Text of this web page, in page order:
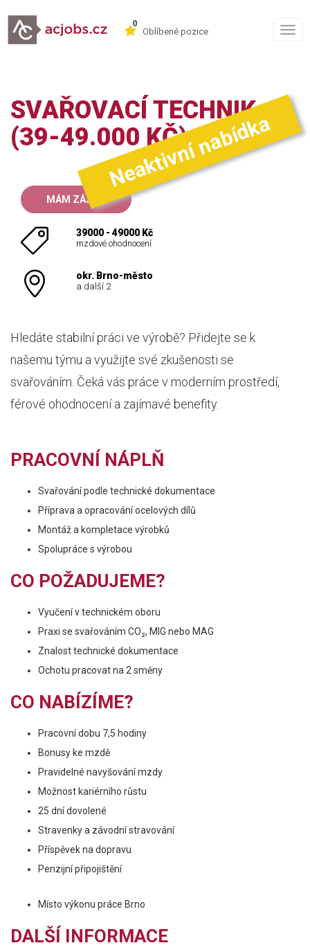
0
Oblíbené pozice
SVAŘOVACÍ TECHNIK
(39-49.000 KČ)Neaktivní nabídka
MÁM ZÁJEM
39000 - 49000 Kč
mzdové ohodnocení
okr. Brno-město
a další 2
Hledáte stabilní práci ve výrobě? Přidejte se k
našemu týmu a využijte své zkušenosti se
svařováním. Čeká vás práce v moderním prostředí,
férové ohodnocení a zajímavé benefity.
PRACOVNÍ NÁPLŇ
Svařování podle technické dokumentace
Příprava a opracování ocelových dílů
Montáž a kompletace výrobků
Spolupráce s výrobou
CO POŽADUJEME?
Vyučení v technickém oboru
Praxi se svařováním CO₂, MIG nebo MAG
Znalost technické dokumentace
Ochotu pracovat na 2 směny
CO NABÍZÍME?
Pracovní dobu 7,5 hodiny
Bonusy ke mzdě
Pravidelné navyšování mzdy
Možnost kariérního růstu
25 dní dovolené
Stravenky a závodní stravování
Příspěvek na dopravu
Penzijní připojištění
Místo výkonu práce Brno
DALŠÍ INFORMACE